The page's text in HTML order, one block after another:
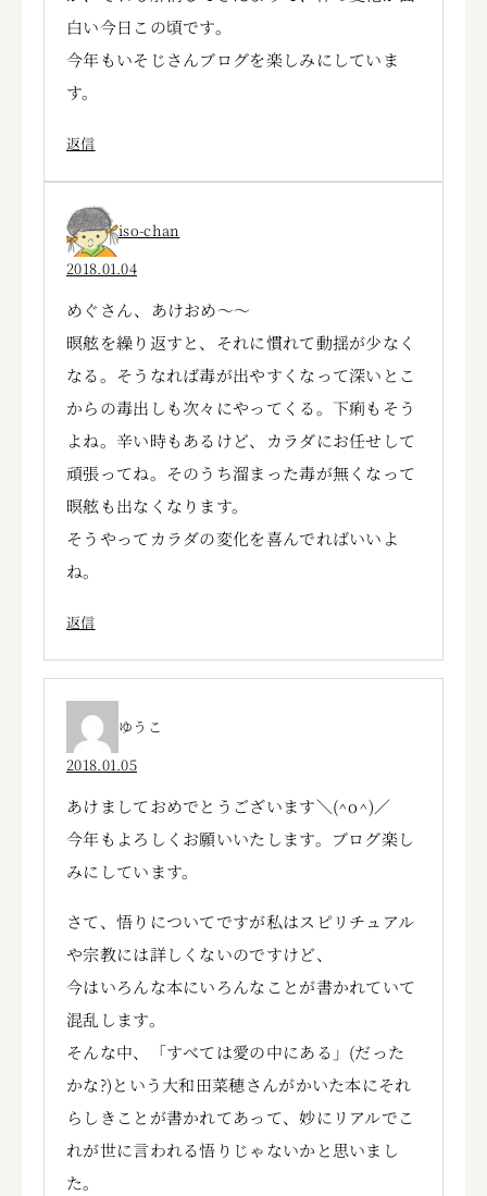
白い今日この頃です。
今年もいそじさんブログを楽しみにしていま
す。
返信
iso-chan
2018.01.04
めぐさん、あけおめ～～
暝舷を繰り返すと、それに慣れて動揺が少なく
なる。そうなれば毒が出やすくなって深いとこ
からの毒出しも次々にやってくる。下痢もそう
よね。辛い時もあるけど、カラダにお任せして
頑張ってね。そのうち溜まった毒が無くなって
暝舷も出なくなります。
そうやってカラダの変化を喜んでればいいよ
ね。
返信
ゆうこ
2018.01.05
あけましておめでとうございます＼(^o^)／
今年もよろしくお願いいたします。ブログ楽し
みにしています。
さて、悟りについてですが私はスピリチュアル
や宗教には詳しくないのですけど、
今はいろんな本にいろんなことが書かれていて
混乱します。
そんな中、「すべては愛の中にある」(だった
かな?)という大和田菜穂さんがかいた本にそれ
らしきことが書かれてあって、妙にリアルでこ
れが世に言われる悟りじゃないかと思いまし
た。